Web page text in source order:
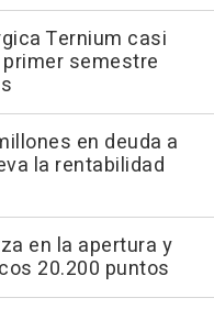
Ternium casi
semestre
en deuda a
la rentabilidad
en la apertura y
20.200 puntos